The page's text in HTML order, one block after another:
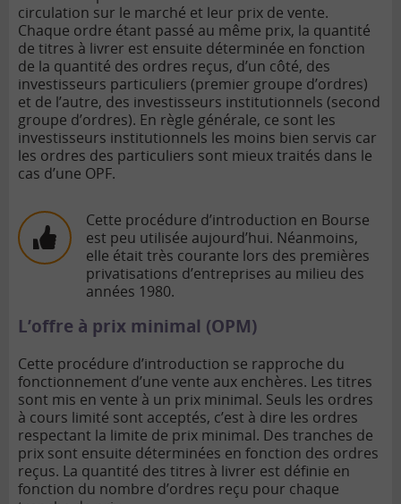
circulation sur le marché et leur prix de vente.
Chaque ordre étant passé au même prix, la quantité
de titres à livrer est ensuite déterminée en fonction
de la quantité des ordres reçus, d’un côté, des
investisseurs particuliers (premier groupe d’ordres)
et de l’autre, des investisseurs institutionnels (second
groupe d’ordres). En règle générale, ce sont les
investisseurs institutionnels les moins bien servis car
les ordres des particuliers sont mieux traités dans le
cas d’une OPF.
Cette procédure d’introduction en Bourse
est peu utilisée aujourd’hui. Néanmoins,
elle était très courante lors des premières
privatisations d’entreprises au milieu des
années 1980.
L’offre à prix minimal (OPM)
Cette procédure d’introduction se rapproche du
fonctionnement d’une vente aux enchères. Les titres
sont mis en vente à un prix minimal. Seuls les ordres
à cours limité sont acceptés, c’est à dire les ordres
respectant la limite de prix minimal. Des tranches de
prix sont ensuite déterminées en fonction des ordres
reçus. La quantité des titres à livrer est définie en
fonction du nombre d’ordres reçu pour chaque